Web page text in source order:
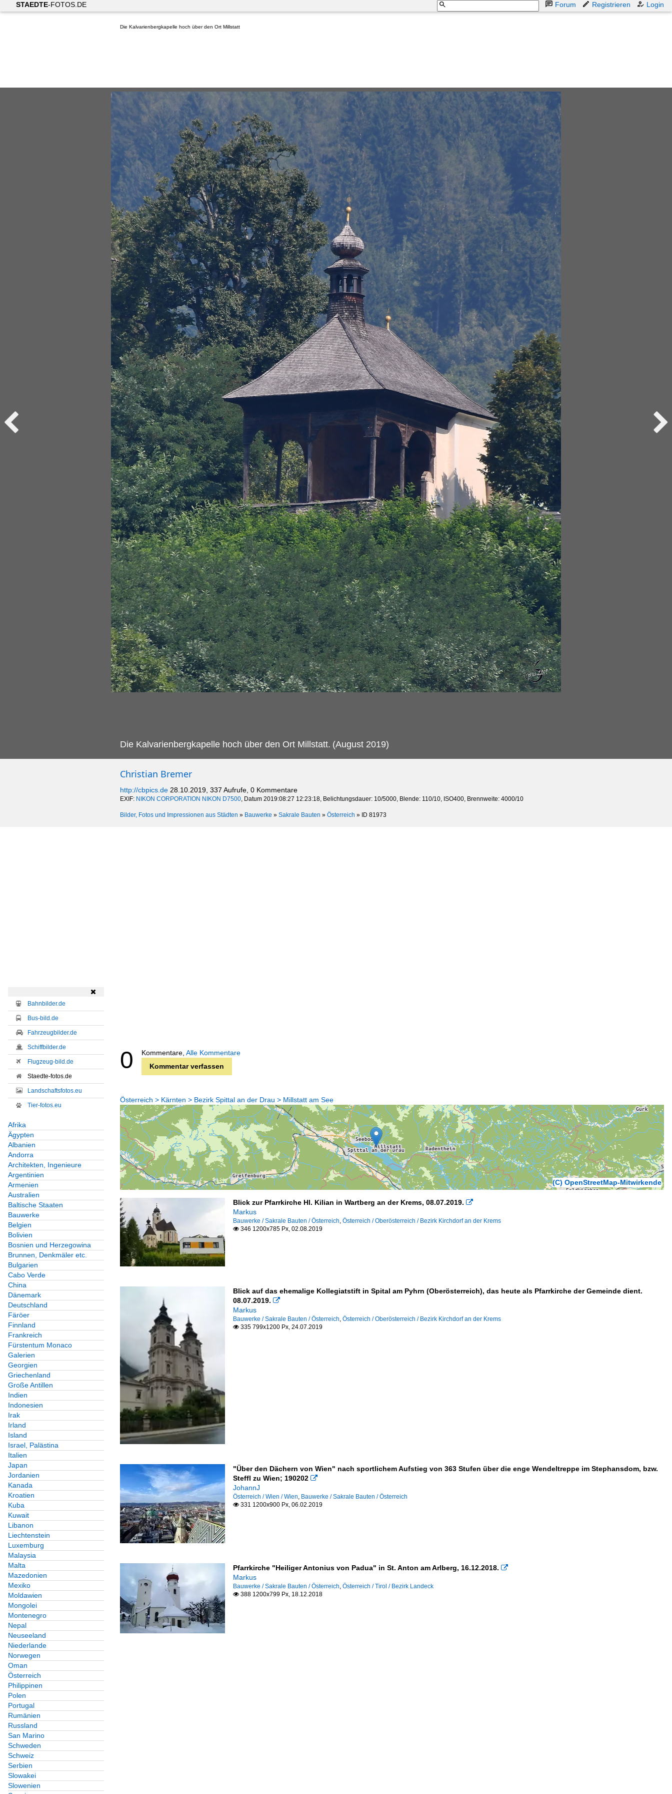
STAEDTE-FOTOS.DE Forum Registrieren Login
Die Kalvarienbergkapelle hoch über den Ort Millstatt
Die Kalvarienbergkapelle hoch über den Ort Millstatt. (August 2019)
Christian Bremer
http://cbpics.de 28.10.2019, 337 Aufrufe, 0 Kommentare
EXIF: NIKON CORPORATION NIKON D7500, Datum 2019:08:27 12:23:18, Belichtungsdauer: 10/5000, Blende: 110/10, ISO400, Brennweite: 4000/10
Bilder, Fotos und Impressionen aus Städten » Bauwerke » Sakrale Bauten » Österreich » ID 81973

Bahnbilder.de
Bus-bild.de
Fahrzeugbilder.de
Schiffbilder.de
Flugzeug-bild.de
Staedte-fotos.de
Landschaftsfotos.eu
Tier-fotos.eu
Afrika
Ägypten
Albanien
Andorra
Architekten, Ingenieure
Argentinien
Armenien
Australien
Baltische Staaten
Bauwerke
Belgien
Bolivien
Bosnien und Herzegowina
Brunnen, Denkmäler etc.
Bulgarien
Cabo Verde
China
Dänemark
Deutschland
Färöer
Finnland
Frankreich
Fürstentum Monaco
Galerien
Georgien
Griechenland
Große Antillen
Indien
Indonesien
Irak
Irland
Island
Israel, Palästina
Italien
Japan
Jordanien
Kanada
Kroatien
Kuba
Kuwait
Libanon
Liechtenstein
Luxemburg
Malaysia
Malta
Mazedonien
Mexiko
Moldawien
Mongolei
Montenegro
Nepal
Neuseeland
Niederlande
Norwegen
Oman
Österreich
Philippinen
Polen
Portugal
Rumänien
Russland
San Marino
Schweden
Schweiz
Serbien
Slowakei
Slowenien
0 Kommentare, Alle Kommentare
Kommentar verfassen
Österreich > Kärnten > Bezirk Spittal an der Drau > Millstatt am See
(C) OpenStreetMap-Mitwirkende
Blick zur Pfarrkirche Hl. Kilian in Wartberg an der Krems, 08.07.2019. 
Markus
Bauwerke / Sakrale Bauten / Österreich, Österreich / Oberösterreich / Bezirk Kirchdorf an der Krems
346 1200x785 Px, 02.08.2019
Blick auf das ehemalige Kollegiatstift in Spital am Pyhrn (Oberösterreich), das heute als Pfarrkirche der Gemeinde dient.
08.07.2019. 
Markus
Bauwerke / Sakrale Bauten / Österreich, Österreich / Oberösterreich / Bezirk Kirchdorf an der Krems
335 799x1200 Px, 24.07.2019
"Über den Dächern von Wien" nach sportlichem Aufstieg von 363 Stufen über die enge Wendeltreppe im Stephansdom, bzw.
Steffl zu Wien; 190202 
JohannJ
Österreich / Wien / Wien, Bauwerke / Sakrale Bauten / Österreich
331 1200x900 Px, 06.02.2019
Pfarrkirche "Heiliger Antonius von Padua" in St. Anton am Arlberg, 16.12.2018. 
Markus
Bauwerke / Sakrale Bauten / Österreich, Österreich / Tirol / Bezirk Landeck
388 1200x799 Px, 18.12.2018